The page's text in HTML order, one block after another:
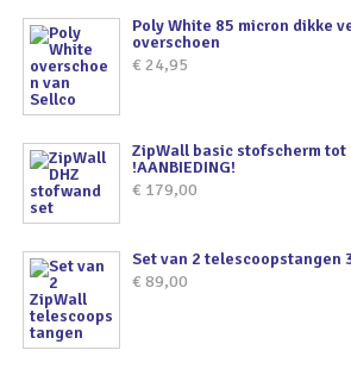
Poly White 85 micron dikke
overschoen
€ 24,95
ZipWall basic stofscherm tot
!AANBIEDING!
€ 179,00
Set van 2 telescoopstangen
€ 89,00